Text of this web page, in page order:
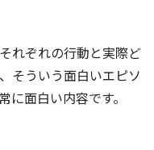
れぞれの行動と実際ど
そういう面白いエピソ
面白い内容です。